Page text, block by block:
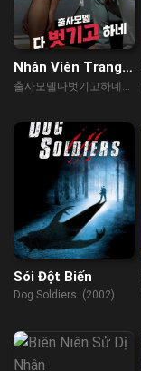
Nhân Viên Trang
Điểm Mới Vào
출사모델다벗기고하네
Sói Đột Biến
Dog Soldiers (2002)